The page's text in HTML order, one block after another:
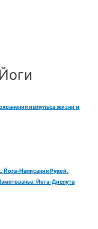
импульса жизни и
Йога-Написания Рукой.
Йога-Диспута